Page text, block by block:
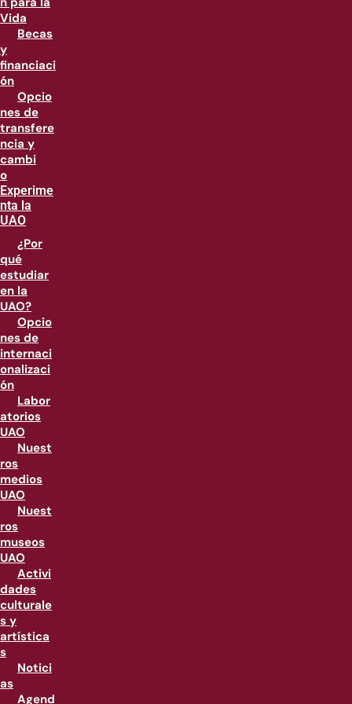
Vida
Becas
y
financiaci
ón
Opcio
nes de
transfere
ncia y
cambi
o
Experime
nta la
UAO
¿Por
qué
estudiar
en la
UAO?
Opcio
nes de
internaci
onalizaci
ón
Labor
atorios
UAO
Nuest
ros
medios
UAO
Nuest
ros
museos
UAO
Activi
dades
culturale
s y
artística
s
Notici
as
Agend